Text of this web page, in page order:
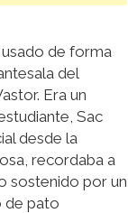
de forma
del
Era un
Sac
desde la
recordaba a
sostenido por un
de pato